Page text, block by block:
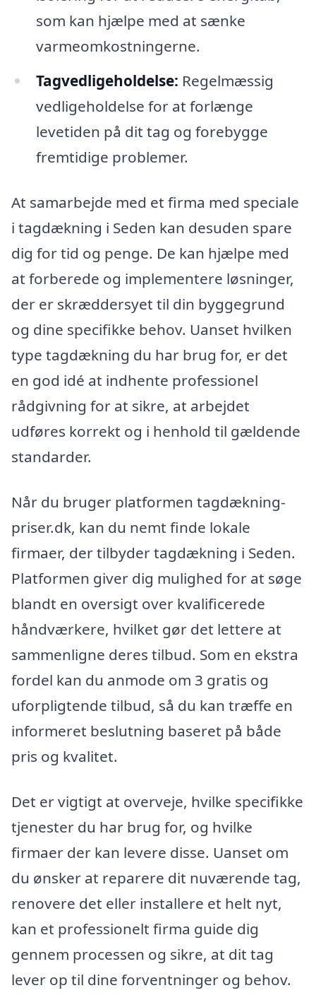
som kan hjælpe med at sænke
varmeomkostningerne.
Tagvedligeholdelse: Regelmæssig
vedligeholdelse for at forlænge
levetiden på dit tag og forebygge
fremtidige problemer.
At samarbejde med et firma med speciale
i tagdækning i Seden kan desuden spare
dig for tid og penge. De kan hjælpe med
at forberede og implementere løsninger,
der er skræddersyet til din byggegrund
og dine specifikke behov. Uanset hvilken
type tagdækning du har brug for, er det
en god idé at indhente professionel
rådgivning for at sikre, at arbejdet
udføres korrekt og i henhold til gældende
standarder.
Når du bruger platformen tagdækning-
priser.dk, kan du nemt finde lokale
firmaer, der tilbyder tagdækning i Seden.
Platformen giver dig mulighed for at søge
blandt en oversigt over kvalificerede
håndværkere, hvilket gør det lettere at
sammenligne deres tilbud. Som en ekstra
fordel kan du anmode om 3 gratis og
uforpligtende tilbud, så du kan træffe en
informeret beslutning baseret på både
pris og kvalitet.
Det er vigtigt at overveje, hvilke specifikke
tjenester du har brug for, og hvilke
firmaer der kan levere disse. Uanset om
du ønsker at reparere dit nuværende tag,
renovere det eller installere et helt nyt,
kan et professionelt firma guide dig
gennem processen og sikre, at dit tag
lever op til dine forventninger og behov.